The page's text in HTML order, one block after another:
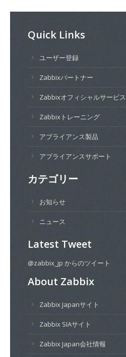
Quick Links
ユーザー登録
Zabbixパートナー
Zabbixオフィシャルサービス
Zabbixトレーニング
アプライアンス製品
アプライアンスサポート
カテゴリー
お知らせ
ニュース
Latest Tweet
@zabbix_jp からのツイート
About Zabbix
Zabbix Japanサイト
Zabbix SIAサイト
Zabbix Japan会社情報